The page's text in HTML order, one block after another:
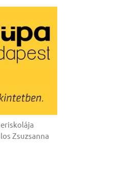
Zsuzsanna